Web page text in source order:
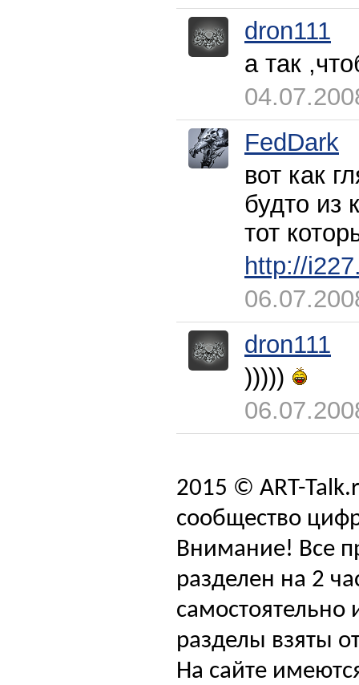
dron111
а так
FedDark
вот как
будто из
тот
http://
dron111
)))))
2015 © ART-
сообщество
Внимание! Все
разделен на 2
самостоятельно
разделы взяты
На сайте